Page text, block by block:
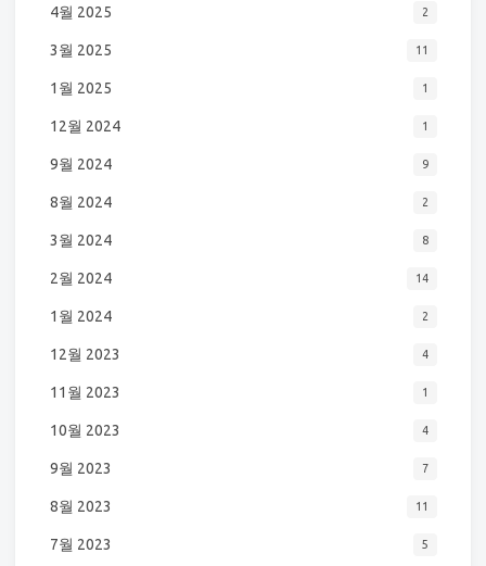
4월 2025 2
3월 2025 11
1월 2025 1
12월 2024 1
9월 2024 9
8월 2024 2
3월 2024 8
2월 2024 14
1월 2024 2
12월 2023 4
11월 2023 1
10월 2023 4
9월 2023 7
8월 2023 11
7월 2023 5